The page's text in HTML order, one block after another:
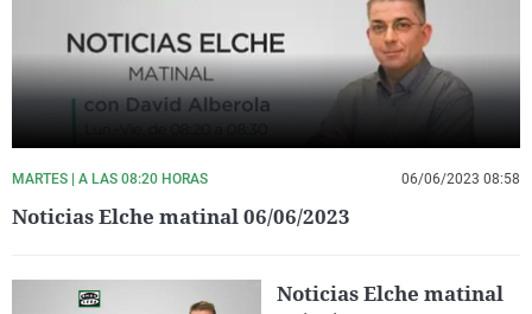
MARTES | A LAS 08:20 HORAS 06/06/2023 08:58
Noticias Elche matinal 06/06/2023
Noticias Elche matinal